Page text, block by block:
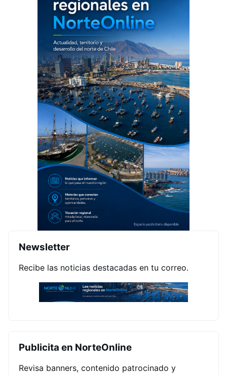
Newsletter
Recibe las noticias destacadas en tu correo.
Publicita en NorteOnline
Revisa banners, contenido patrocinado y